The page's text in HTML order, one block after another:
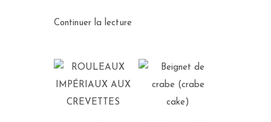
Continuer la lecture